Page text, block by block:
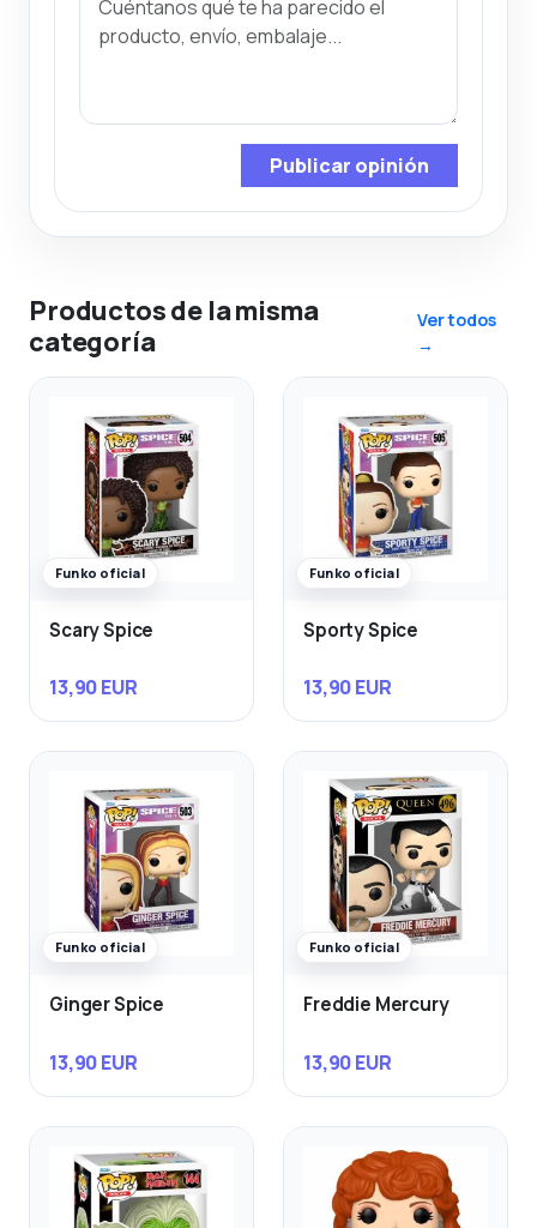
Publicar opinión
Productos de la misma
categoría
Ver todos
→
Funko oficial
Scary Spice
13,90 EUR
Funko oficial
Sporty Spice
13,90 EUR
Funko oficial
Ginger Spice
13,90 EUR
Funko oficial
Freddie Mercury
13,90 EUR